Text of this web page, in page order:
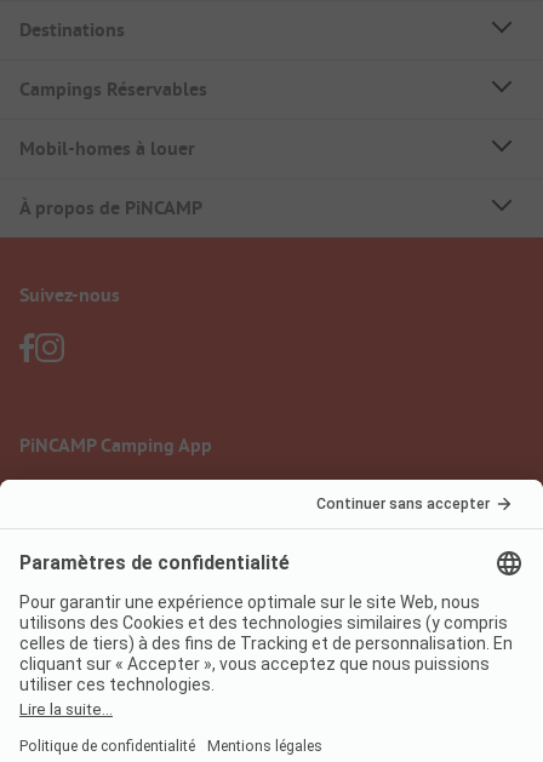
Destinations
Campings Réservables
Mobil-homes à louer
À propos de PiNCAMP
Suivez-nous
PiNCAMP Camping App
Mentions légales
Protection des données
Conditions d'utilisation
Règlement sur les services numériques